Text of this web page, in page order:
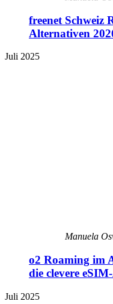
freenet Schweiz
Alternativen
Juli 2025
Manuela
o2 Roaming im
die clevere
Juli 2025